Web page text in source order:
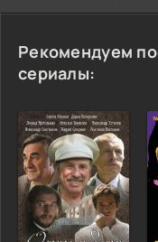
Рекомендуем
сериалы: